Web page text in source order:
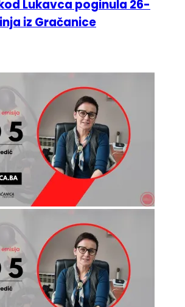
Lukavca poginula 26-
iz Gračanice